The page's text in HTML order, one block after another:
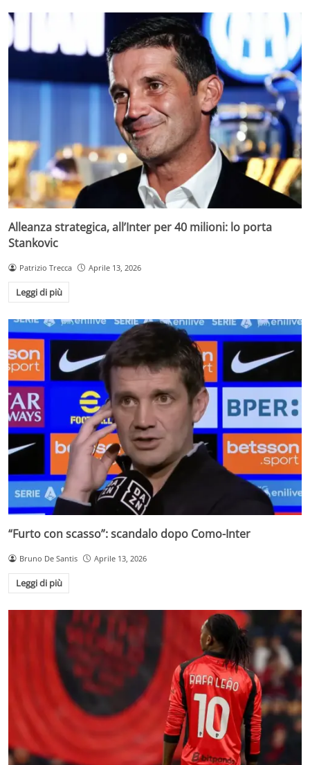
Alleanza strategica, all’Inter per 40 milioni: lo porta
Stankovic
Patrizio Trecca Aprile 13, 2026
Leggi di più
“Furto con scasso”: scandalo dopo Como-Inter
Bruno De Santis Aprile 13, 2026
Leggi di più